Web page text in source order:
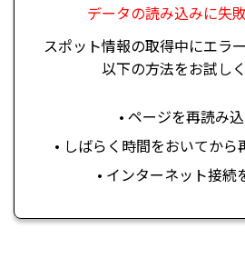
データの読み込みに失
スポット情報の取得中にエラ
以下の方法をお試し
• ページを再読み
• しばらく時間をおいてから
• インターネット接続